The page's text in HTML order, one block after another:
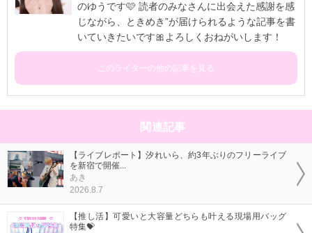
のゆうです🩷 読者のみなさんに出会えた感謝を感
じながら、ときめき”が届けられるような記事を書
いていきたいです🎀よろしくおねがいします！
このライターの他の記事を見る
関連記事
【ライブレポート】汐れいら、約3年ぶりのフリーライブ
を新宿で開催...
あき
2026.8.7
【推し活】可愛いと大容量どちらも叶える現場用バッグ
特集💝